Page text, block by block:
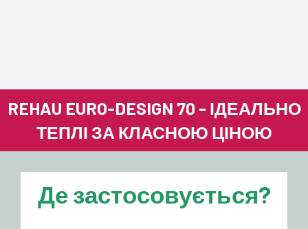
REHAU EURO-DESIGN 70 - ІДЕАЛЬНО
ТЕПЛІ ЗА КЛАСНОЮ ЦІНОЮ
Де застосовується?